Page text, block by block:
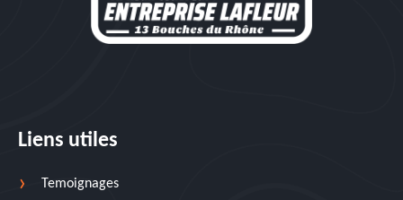
Liens utiles
Temoignages